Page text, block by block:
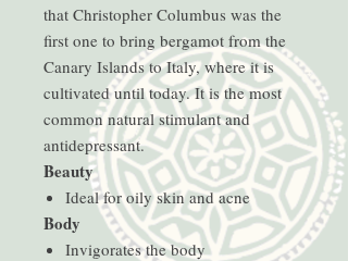
that Christopher Columbus was the
first one to bring bergamot from the
Canary Islands to Italy, where it is
cultivated until today. It is the most
common natural stimulant and
antidepressant.
Beauty
Ideal for oily skin and acne
Body
Invigorates the body